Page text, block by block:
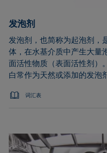
发泡剂
发泡剂，也简称为起泡剂，
体，在水基介质中产生大量
面活性物质（表面活性剂）
白常作为天然或添加的发泡
词汇表